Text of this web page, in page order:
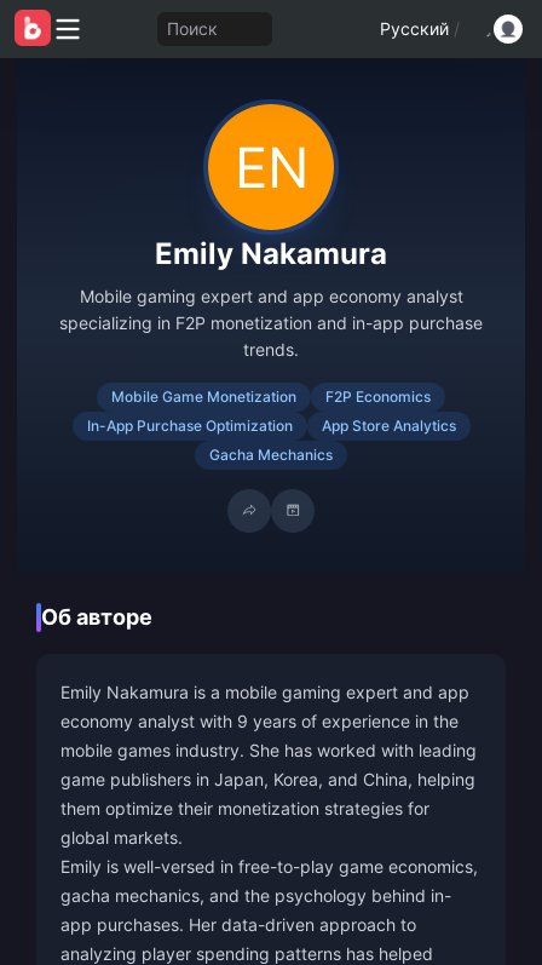
Поиск Русский /
Emily Nakamura
Mobile gaming expert and app economy analyst
specializing in F2P monetization and in-app purchase
trends.
Mobile Game Monetization
F2P Economics
In-App Purchase Optimization
App Store Analytics
Gacha Mechanics
Об авторе
Emily Nakamura is a mobile gaming expert and app
economy analyst with 9 years of experience in the
mobile games industry. She has worked with leading
game publishers in Japan, Korea, and China, helping
them optimize their monetization strategies for
global markets.
Emily is well-versed in free-to-play game economics,
gacha mechanics, and the psychology behind in-
app purchases. Her data-driven approach to
analyzing player spending patterns has helped